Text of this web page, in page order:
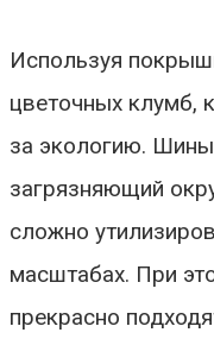
Используя
цветочных клумб,
за экологию.
загрязняющий
сложно
масштабах. При
прекрасно